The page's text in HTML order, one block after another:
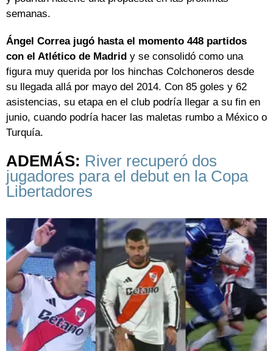
semanas.
Ángel Correa jugó hasta el momento 448 partidos
con el Atlético de Madrid y se consolidó como una
figura muy querida por los hinchas Colchoneros desde
su llegada allá por mayo del 2014. Con 85 goles y 62
asistencias, su etapa en el club podría llegar a su fin en
junio, cuando podría hacer las maletas rumbo a México o
Turquía.
ADEMÁS: River recuperó dos
jugadores para el debut en la Copa
Libertadores